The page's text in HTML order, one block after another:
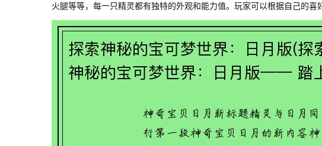
火腿等等，每一只精灵都有独特的外观和能力值。玩家可以根据自己的喜